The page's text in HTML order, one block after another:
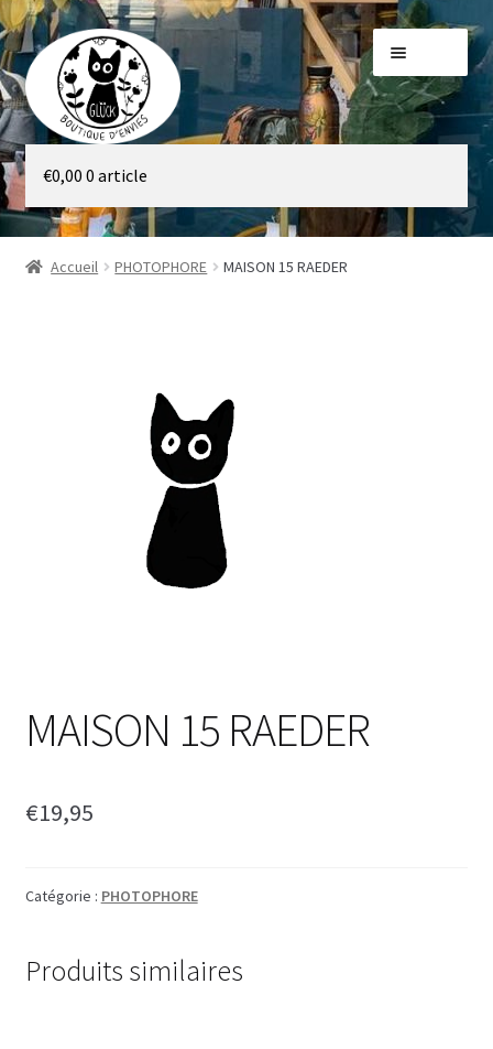
Aller
à
la
navigation
Aller
au
contenu
Galerie
Boutique
€0,00 0 article
Accueil PHOTOPHORE MAISON 15 RAEDER
MAISON 15 RAEDER
€19,95
Catégorie : PHOTOPHORE
Produits similaires